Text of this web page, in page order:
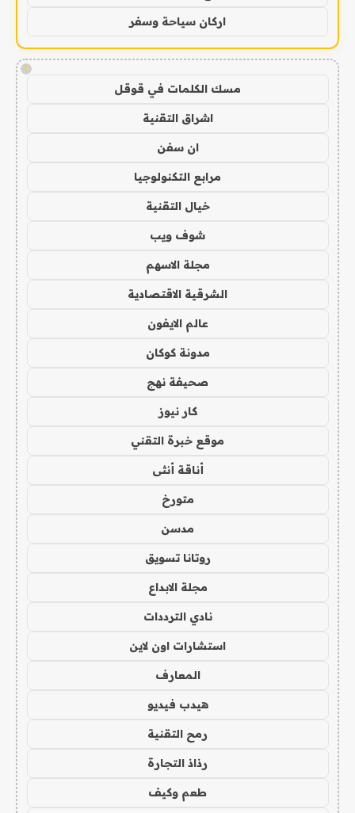
اركان سياحة وسفر
!
مسك الكلمات في قوقل
اشراق التقنية
ان سفن
مرابع التكنولوجيا
خيال التقنية
شوف ويب
مجلة الاسهم
الشرقية الاقتصادية
عالم الايفون
مدونة كوكان
صحيفة نهج
كار نيوز
موقع خبرة التقني
أناقة أنثى
متورخ
مدسن
روتانا تسويق
مجلة الابداع
نادي الترددات
استشارات اون لاين
المعارف
هيدب فيديو
رمح التقنية
رذاذ التجارة
طعم وكيف